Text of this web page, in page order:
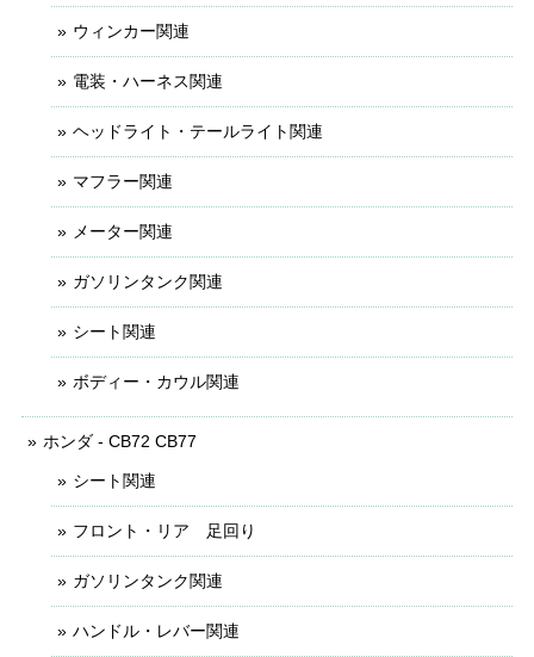
ウィンカー関連
電装・ハーネス関連
ヘッドライト・テールライト関連
マフラー関連
メーター関連
ガソリンタンク関連
シート関連
ボディー・カウル関連
ホンダ - CB72 CB77
シート関連
フロント・リア 足回り
ガソリンタンク関連
ハンドル・レバー関連